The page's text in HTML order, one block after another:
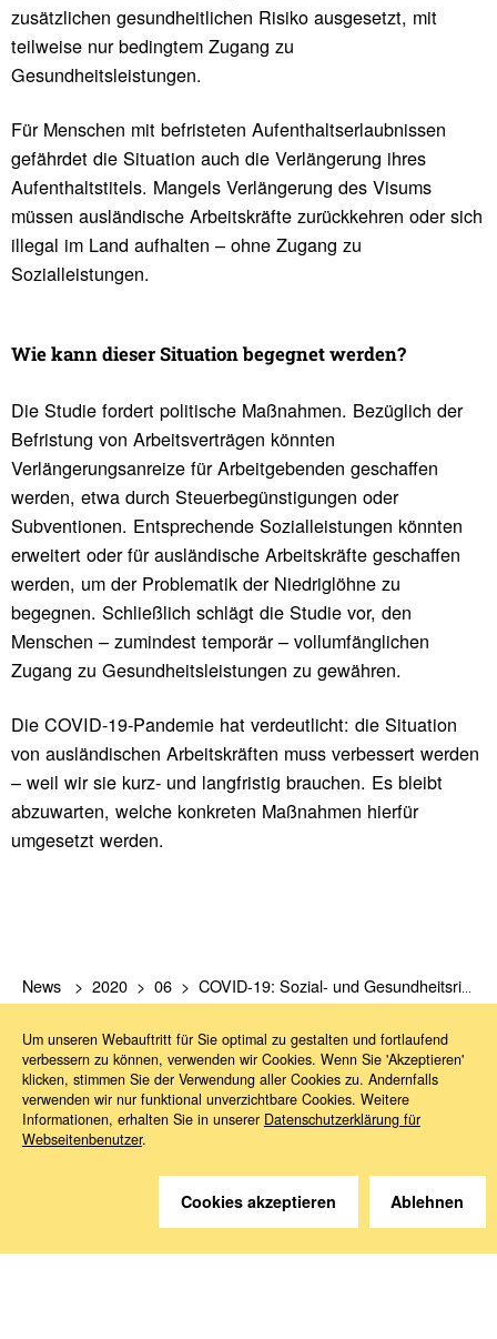
zusätzlichen gesundheitlichen Risiko ausgesetzt, mit
teilweise nur bedingtem Zugang zu
Gesundheitsleistungen.
Für Menschen mit befristeten Aufenthaltserlaubnissen
gefährdet die Situation auch die Verlängerung ihres
Aufenthaltstitels. Mangels Verlängerung des Visums
müssen ausländische Arbeitskräfte zurückkehren oder sich
illegal im Land aufhalten – ohne Zugang zu
Sozialleistungen.
Wie kann dieser Situa­tion begegnet werden?
Die Studie fordert politische Maßnahmen. Bezüglich der
Befristung von Arbeitsverträgen könnten
Verlängerungsanreize für Arbeitgebenden geschaffen
werden, etwa durch Steuerbegünstigungen oder
Subventionen. Entsprechende Sozialleistungen könnten
erweitert oder für ausländische Arbeitskräfte geschaffen
werden, um der Problematik der Niedriglöhne zu
begegnen. Schließlich schlägt die Studie vor, den
Menschen – zumindest temporär – vollumfänglichen
Zugang zu Gesundheitsleistungen zu gewähren.
Die COVID-19-Pandemie hat verdeutlicht: die Situation
von ausländischen Arbeitskräften muss verbessert werden
– weil wir sie kurz- und langfristig brauchen. Es bleibt
abzuwarten, welche konkreten Maßnahmen hierfür
umgesetzt werden.
News 2020 06 COVID-19: Sozial- und Gesundheitsrisiko für ausländische Arbeitskräfte
Sie haben Fragen?
Wir helfen gerne weiter.
Um unseren Webauftritt für Sie optimal zu gestalten und fortlaufend
verbessern zu können, verwenden wir Cookies. Wenn Sie 'Akzeptieren'
klicken, stimmen Sie der Verwendung aller Cookies zu. Andernfalls
verwenden wir nur funktional unverzichtbare Cookies. Weitere
Informationen, erhalten Sie in unserer Datenschutzerklärung für
Webseitenbenutzer.
Cookies akzeptieren Ablehnen